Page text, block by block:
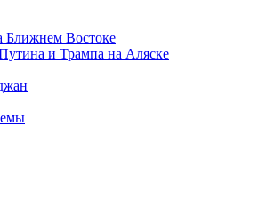
Ближнем Востоке
и Трампа на Аляске